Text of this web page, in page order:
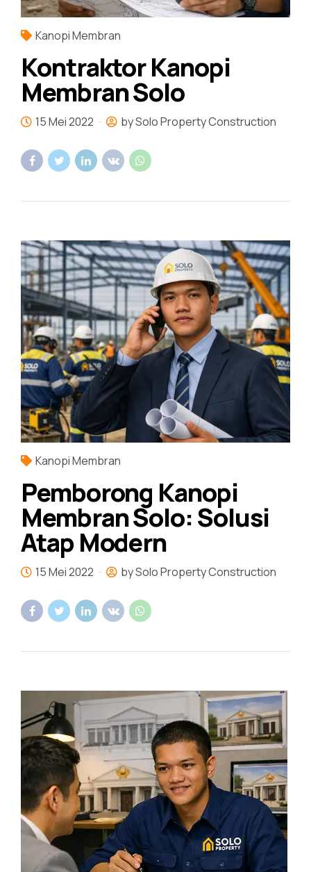
Kanopi Membran
Kontraktor Kanopi
Membran Solo
15 Mei 2022 by Solo Property Construction
Kanopi Membran
Pemborong Kanopi
Membran Solo: Solusi
Atap Modern
15 Mei 2022 by Solo Property Construction